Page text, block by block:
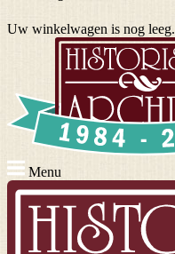
Uw winkelwagen is nog leeg.
Menu